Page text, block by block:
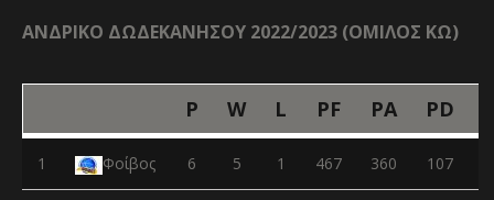
ΑΝΔΡΙΚΟ ΔΩΔΕΚΑΝΗΣΟΥ 2022/2023 (ΟΜΙΛΟΣ ΚΩ)
P W L PF PA PD
1 Φοίβος 6 5 1 467 360 107